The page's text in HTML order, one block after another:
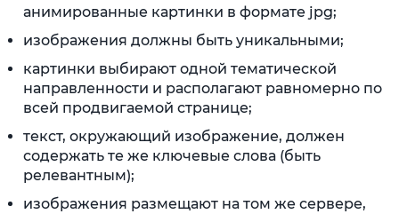
анимированные картинки в формате jpg;
изображения должны быть уникальными;
картинки выбирают одной тематической
направленности и располагают равномерно по
всей продвигаемой странице;
текст, окружающий изображение, должен
содержать те же ключевые слова (быть
релевантным);
изображения размещают на том же сервере,